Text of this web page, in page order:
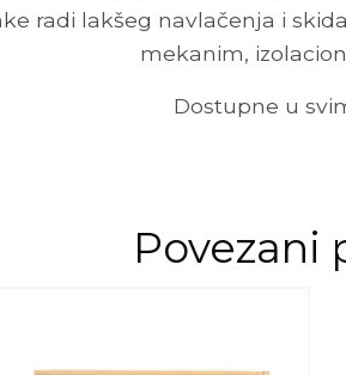
radi lakšeg navlačenja i
mekanim,
Dostupne u
Povezani